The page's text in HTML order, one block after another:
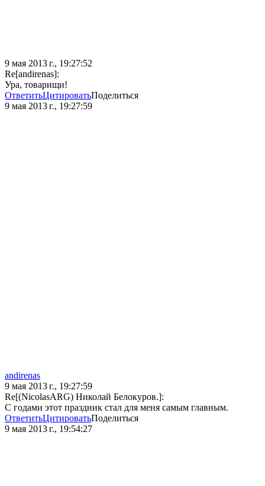
9 мая 2013 г., 19:27:52
Re[andirenas]:
Ура, товарищи!
ОтветитьЦитироватьПоделиться
9 мая 2013 г., 19:27:59
andirenas
9 мая 2013 г., 19:27:59
Re[(NicolasARG) Николай Белокуров.]:
С годами этот праздник стал для меня самым главным.
ОтветитьЦитироватьПоделиться
9 мая 2013 г., 19:54:27